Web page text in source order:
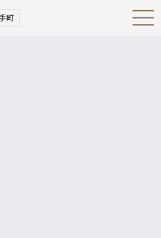
町 Open
Navig